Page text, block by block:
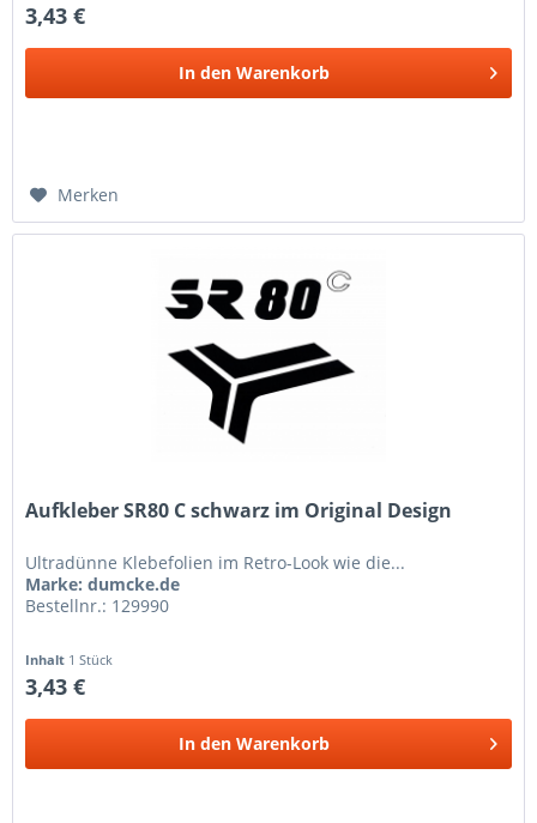
3,43 €
In den Warenkorb
Merken
Aufkleber SR80 C schwarz im Original Design
Ultradünne Klebefolien im Retro-Look wie die...
Marke: dumcke.de
Bestellnr.: 129990
Inhalt 1 Stück
3,43 €
In den Warenkorb